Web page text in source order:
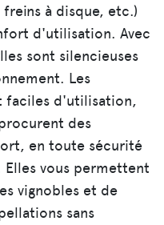
freins à disque, etc.)
d'utilisation. Avec
sont silencieuses
Les
faciles d'utilisation,
des
en toute sécurité
vous permettent
vignobles et de
sans